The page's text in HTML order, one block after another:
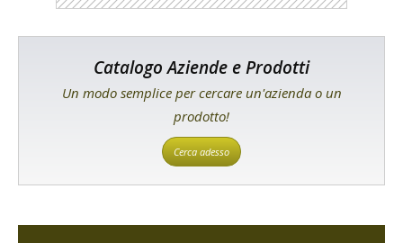
Catalogo Aziende e Prodotti
Un modo semplice per cercare un'azienda o un
prodotto!
Cerca adesso